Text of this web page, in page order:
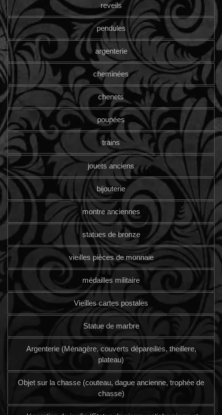
reveils
pendules
argenterie
cheminées
chenets
poupées
trains
jouets anciens
bijouterie
montre anciennes
statues de bronze
vieilles pièces de monnaie
médailles militaire
Vieilles cartes postales
Statue de marbre
Argenterie (Ménagère, couverts dépareillés, theillere,
plateau)
Objet sur la chasse (couteau, dague ancienne, trophée de
chasse)